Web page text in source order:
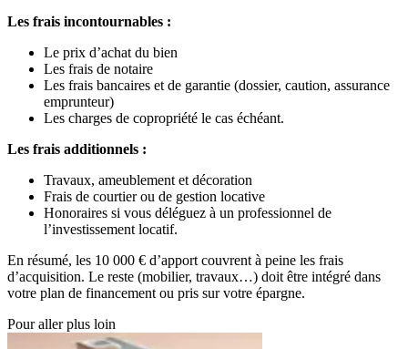
Les frais incontournables :
Le prix d’achat du bien
Les frais de notaire
Les frais bancaires et de garantie (dossier, caution, assurance
emprunteur)
Les charges de copropriété le cas échéant.
Les frais additionnels :
Travaux, ameublement et décoration
Frais de courtier ou de gestion locative
Honoraires si vous déléguez à un professionnel de
l’investissement locatif.
En résumé, les 10 000 € d’apport couvrent à peine les frais
d’acquisition. Le reste (mobilier, travaux…) doit être intégré dans
votre plan de financement ou pris sur votre épargne.
Pour aller plus loin